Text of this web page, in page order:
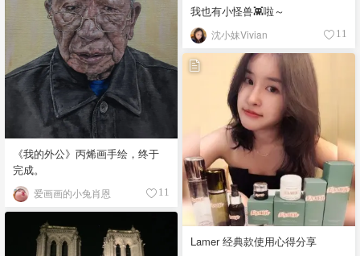
我也有小怪兽👾啦～
沈小妹Vivian 11
《我的外公》丙烯画手绘，终于
完成。
爱画画的小兔肖恩 11
Lamer 经典款使用心得分享